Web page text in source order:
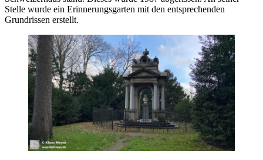
Stelle wurde ein Erinnerungsgarten mit den entsprechenden
Grundrissen erstellt.